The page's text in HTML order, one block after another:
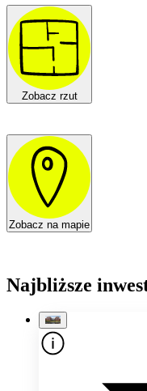
Zobacz rzut
Zobacz na mapie
Najbliższe